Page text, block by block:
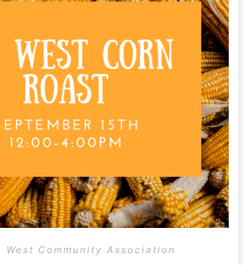
West Community Association